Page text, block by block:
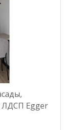
ЛДСП Egger